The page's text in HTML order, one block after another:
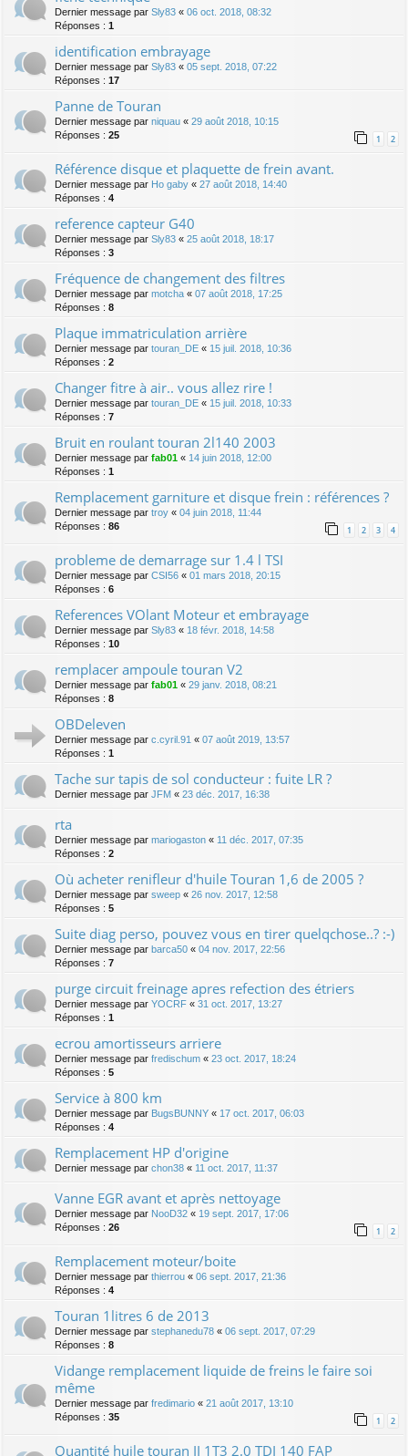
Dernier message par Sly83 « 06 oct. 2018, 08:32
Réponses : 1
identification embrayage
Dernier message par Sly83 « 05 sept. 2018, 07:22
Réponses : 17
Panne de Touran
Dernier message par niquau « 29 août 2018, 10:15
Réponses : 25 1 2
Référence disque et plaquette de frein avant.
Dernier message par Ho gaby « 27 août 2018, 14:40
Réponses : 4
reference capteur G40
Dernier message par Sly83 « 25 août 2018, 18:17
Réponses : 3
Fréquence de changement des filtres
Dernier message par motcha « 07 août 2018, 17:25
Réponses : 8
Plaque immatriculation arrière
Dernier message par touran_DE « 15 juil. 2018, 10:36
Réponses : 2
Changer fitre à air.. vous allez rire !
Dernier message par touran_DE « 15 juil. 2018, 10:33
Réponses : 7
Bruit en roulant touran 2l140 2003
Dernier message par fab01 « 14 juin 2018, 12:00
Réponses : 1
Remplacement garniture et disque frein : références ?
Dernier message par troy « 04 juin 2018, 11:44
Réponses : 86 1 2 3 4
probleme de demarrage sur 1.4 l TSI
Dernier message par CSI56 « 01 mars 2018, 20:15
Réponses : 6
References VOlant Moteur et embrayage
Dernier message par Sly83 « 18 févr. 2018, 14:58
Réponses : 10
remplacer ampoule touran V2
Dernier message par fab01 « 29 janv. 2018, 08:21
Réponses : 8
OBDeleven
Dernier message par c.cyril.91 « 07 août 2019, 13:57
Réponses : 1
Tache sur tapis de sol conducteur : fuite LR ?
Dernier message par JFM « 23 déc. 2017, 16:38
rta
Dernier message par mariogaston « 11 déc. 2017, 07:35
Réponses : 2
Où acheter renifleur d'huile Touran 1,6 de 2005 ?
Dernier message par sweep « 26 nov. 2017, 12:58
Réponses : 5
Suite diag perso, pouvez vous en tirer quelqchose..? :-)
Dernier message par barca50 « 04 nov. 2017, 22:56
Réponses : 7
purge circuit freinage apres refection des étriers
Dernier message par YOCRF « 31 oct. 2017, 13:27
Réponses : 1
ecrou amortisseurs arriere
Dernier message par fredischum « 23 oct. 2017, 18:24
Réponses : 5
Service à 800 km
Dernier message par BugsBUNNY « 17 oct. 2017, 06:03
Réponses : 4
Remplacement HP d'origine
Dernier message par chon38 « 11 oct. 2017, 11:37
Vanne EGR avant et après nettoyage
Dernier message par NooD32 « 19 sept. 2017, 17:06
Réponses : 26 1 2
Remplacement moteur/boite
Dernier message par thierrou « 06 sept. 2017, 21:36
Réponses : 4
Touran 1litres 6 de 2013
Dernier message par stephanedu78 « 06 sept. 2017, 07:29
Réponses : 8
Vidange remplacement liquide de freins le faire soi
même
Dernier message par fredimario « 21 août 2017, 13:10
Réponses : 35 1 2
Quantité huile touran II 1T3 2.0 TDI 140 FAP